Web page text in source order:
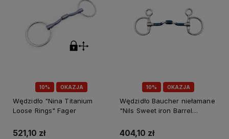
10% OKAZJA
Wędzidło "Nina Titanium
Loose Rings" Fager
521,10 zł
10% OKAZJA
Wędzidło Baucher niełamane
"Nils Sweet iron Barrel
404,10 zł